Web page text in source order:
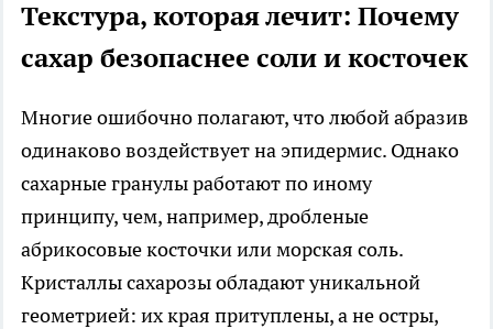
Текстура, которая лечит: Почему
сахар безопаснее соли и косточек
Многие ошибочно полагают, что любой абразив
одинаково воздействует на эпидермис. Однако
сахарные гранулы работают по иному
принципу, чем, например, дробленые
абрикосовые косточки или морская соль.
Кристаллы сахарозы обладают уникальной
геометрией: их края притуплены, а не остры,